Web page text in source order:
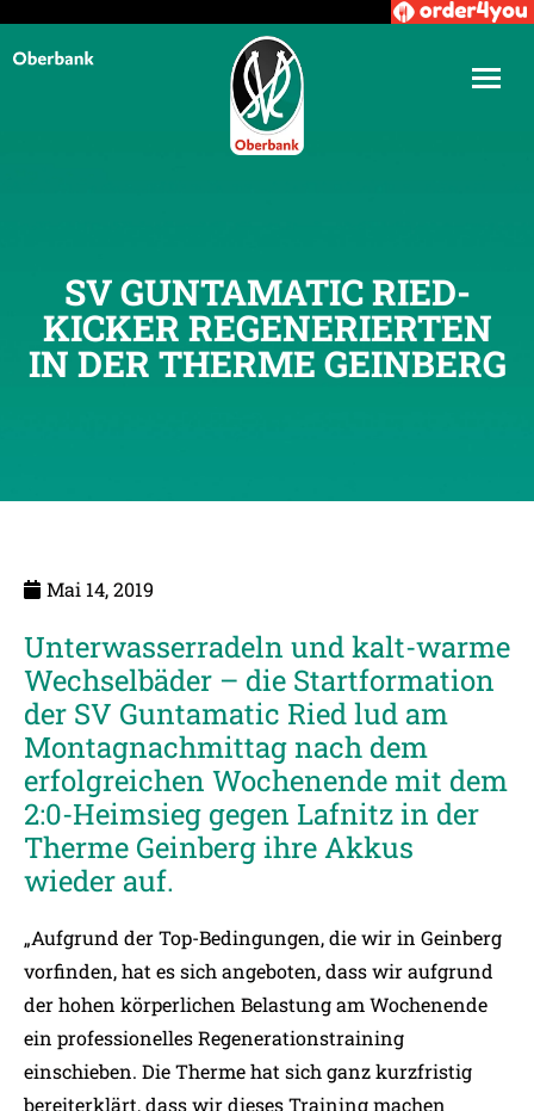
SV GUNTAMATIC RIED-
KICKER REGENERIERTEN
IN DER THERME GEINBERG
Mai 14, 2019
Unterwasserradeln und kalt-warme
Wechselbäder – die Startformation
der SV Guntamatic Ried lud am
Montagnachmittag nach dem
erfolgreichen Wochenende mit dem
2:0-Heimsieg gegen Lafnitz in der
Therme Geinberg ihre Akkus
wieder auf.
„Aufgrund der Top-Bedingungen, die wir in Geinberg
vorfinden, hat es sich angeboten, dass wir aufgrund
der hohen körperlichen Belastung am Wochenende
ein professionelles Regenerationstraining
einschieben. Die Therme hat sich ganz kurzfristig
bereiterklärt, dass wir dieses Training machen